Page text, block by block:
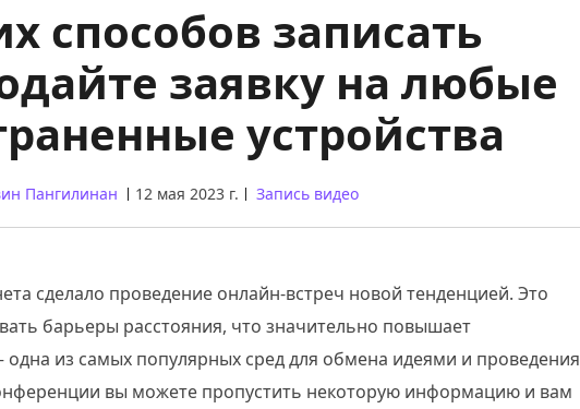
способов записать
заявку на любые
устройства
Пангилинан 12 мая 2023 г. Запись видео
сделало проведение онлайн-встреч новой тенденцией. Это
барьеры расстояния, что значительно повышает
из самых популярных сред для обмена идеями и проведения
вы можете пропустить некоторую информацию и вам